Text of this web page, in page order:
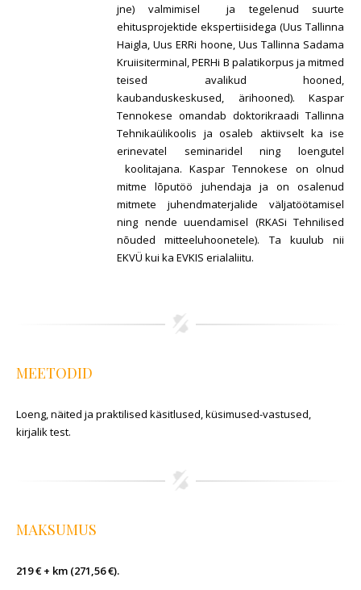
jne) valmimisel ja tegelenud suurte
ehitusprojektide ekspertiisidega (Uus Tallinna
Haigla, Uus ERRi hoone, Uus Tallinna Sadama
Kruiisiterminal, PERHi B palatikorpus ja mitmed
teised avalikud hooned,
kaubanduskeskused, ärihooned). Kaspar
Tennokese omandab doktorikraadi Tallinna
Tehnikaülikoolis ja osaleb aktiivselt ka ise
erinevatel seminaridel ning loengutel
koolitajana. Kaspar Tennokese on olnud
mitme lõputöö juhendaja ja on osalenud
mitmete juhendmaterjalide väljatöötamisel
ning nende uuendamisel (RKASi Tehnilised
nõuded mitteeluhoonetele). Ta kuulub nii
EKVÜ kui ka EVKIS erialaliitu.
MEETODID
Loeng, näited ja praktilised käsitlused, küsimused-vastused,
kirjalik test.
MAKSUMUS
219 € + km (271,56 €).